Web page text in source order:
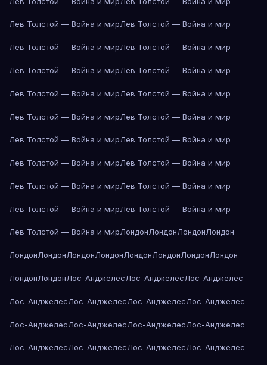
Лев Толстой — Война и мирЛев Толстой — Война и мир
Лев Толстой — Война и мирЛев Толстой — Война и мир
Лев Толстой — Война и мирЛев Толстой — Война и мир
Лев Толстой — Война и мирЛев Толстой — Война и мир
Лев Толстой — Война и мирЛев Толстой — Война и мир
Лев Толстой — Война и мирЛев Толстой — Война и мир
Лев Толстой — Война и мирЛев Толстой — Война и мир
Лев Толстой — Война и мирЛев Толстой — Война и мир
Лев Толстой — Война и мирЛев Толстой — Война и мир
Лев Толстой — Война и мирЛондонЛондонЛондонЛондон
ЛондонЛондонЛондонЛондонЛондонЛондонЛондонЛондон
ЛондонЛондонЛос-АнджелесЛос-АнджелесЛос-Анджелес
Лос-АнджелесЛос-АнджелесЛос-АнджелесЛос-Анджелес
Лос-АнджелесЛос-АнджелесЛос-АнджелесЛос-Анджелес
Лос-АнджелесЛос-АнджелесЛос-АнджелесЛос-Анджелес